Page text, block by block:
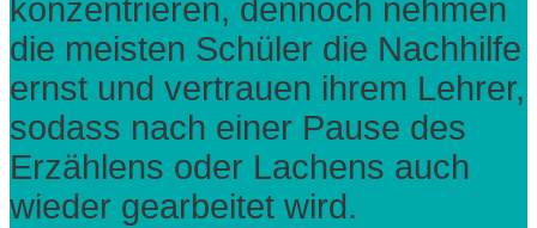
konzentrieren, dennoch nehmen
die meisten Schüler die Nachhilfe
ernst und vertrauen ihrem Lehrer,
sodass nach einer Pause des
Erzählens oder Lachens auch
wieder gearbeitet wird.